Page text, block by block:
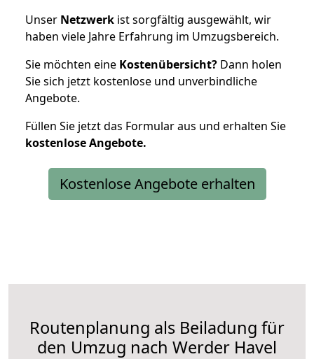
Unser Netzwerk ist sorgfältig ausgewählt, wir
haben viele Jahre Erfahrung im Umzugsbereich.
Sie möchten eine Kostenübersicht? Dann holen
Sie sich jetzt kostenlose und unverbindliche
Angebote.
Füllen Sie jetzt das Formular aus und erhalten Sie
kostenloseAngebote.
Kostenlose Angebote erhalten
Routenplanung als Beiladung für
den Umzug nach Werder Havel